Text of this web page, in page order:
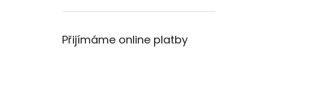
Přijímáme online platby